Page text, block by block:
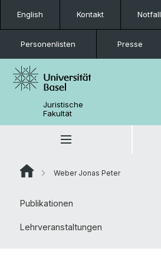
English Kontakt Notfall
Personenlisten Presse
Juristische
Fakultät
Weber Jonas Peter
Publikationen
Lehrveranstaltungen